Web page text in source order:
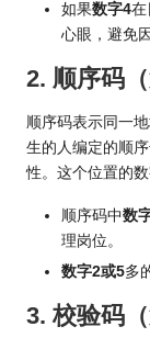
如果数字4在
心眼，避免
2. 顺序码（
顺序码表示同一
生的人编定的顺
性。这个位置的
顺序码中数
理岗位。
数字2或5多
3. 校验码（